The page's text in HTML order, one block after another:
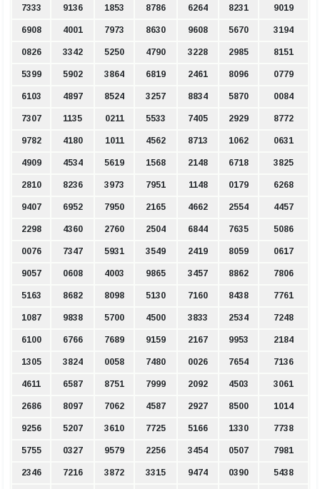
7333 9136 1853 8786 6264 8231 9019
6908 4001 7973 8630 9608 5670 3194
0826 3342 5250 4790 3228 2985 8151
5399 5902 3864 6819 2461 8096 0779
6103 4897 8524 3257 8834 5870 0084
7307 1135 0211 5533 7405 2929 8772
9782 4180 1011 4562 8713 1062 0631
4909 4534 5619 1568 2148 6718 3825
2810 8236 3973 7951 1148 0179 6268
9407 6952 7950 2165 4662 2554 4457
2298 4360 2760 2504 6844 7635 5086
0076 7347 5931 3549 2419 8059 0617
9057 0608 4003 9865 3457 8862 7806
5163 8682 8098 5130 7160 8438 7761
1087 9838 5700 4500 3833 2534 7248
6100 6766 7689 9159 2167 9953 2184
1305 3824 0058 7480 0026 7654 7136
4611 6587 8751 7999 2092 4503 3061
2686 8097 7062 4587 2927 8500 1014
9256 5207 3610 7725 5166 1330 7738
5755 0327 9579 2256 3454 0507 7981
2346 7216 3872 3315 9474 0390 5438